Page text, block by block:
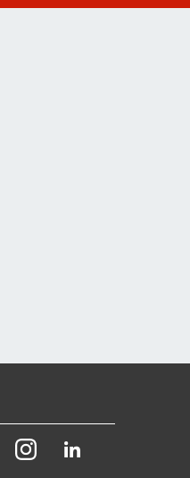
YoutubeInstagram